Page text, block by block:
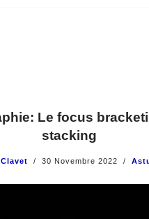
Le focus
stacking
30 Novembre 2022